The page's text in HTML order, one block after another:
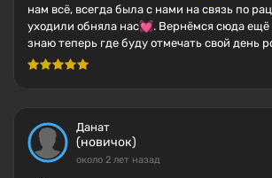
нам всё, всегда была с нами на связь по
уходили обняла нас💓. Вернёмся сюда ещё
знаю теперь где буду отмечать свой день
Данат
(новичок)
около 2 лет назад